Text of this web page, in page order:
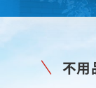
不